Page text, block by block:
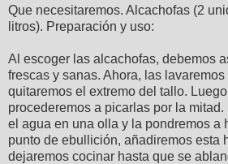
Que necesitaremos. Alcachofas (2
litros). Preparación y uso:
Al escoger las alcachofas, debemos
frescas y sanas. Ahora, las
quitaremos el extremo del tallo.
procederemos a picarlas por la
el agua en una olla y la pondremos a
punto de ebullición, añadiremos esta
dejaremos cocinar hasta que se